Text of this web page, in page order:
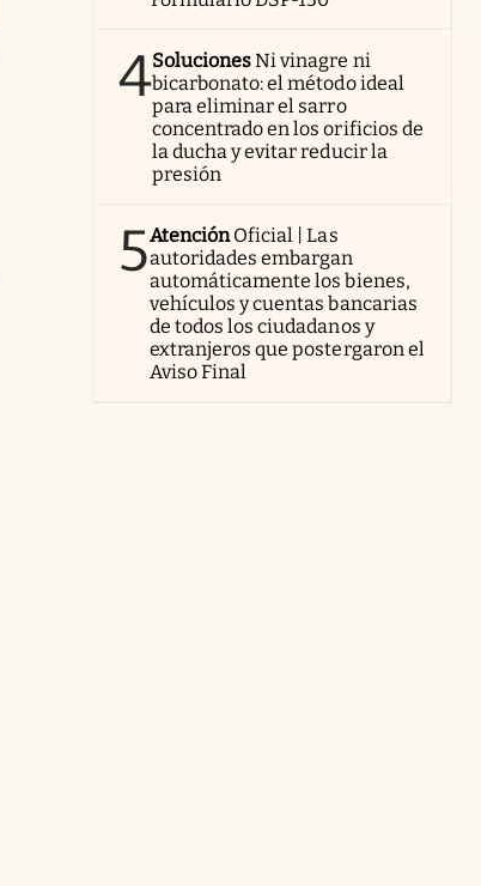
4SolucionesNi vinagre ni
bicarbonato: el método ideal
para eliminar el sarro
concentrado en los orificios de
la ducha y evitar reducir la
presión
5AtenciónOficial | Las
autoridades embargan
automáticamente los bienes,
vehículos y cuentas bancarias
de todos los ciudadanos y
extranjeros que postergaron el
Aviso Final